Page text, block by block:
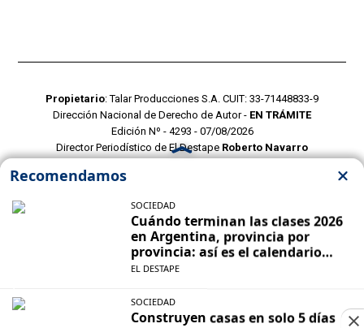
Propietario: Talar Producciones S.A. CUIT: 33-71448833-9
Dirección Nacional de Derecho de Autor - EN TRÁMITE
Edición Nº - 4293 - 07/08/2026
Director Periodístico de El Destape Roberto Navarro
POLITICAS DE PRIVACIDAD
CONTACTO COMERCIAL
CONTACTO EDITORIAL
Mustang Cloud- CMS para portales de noticias